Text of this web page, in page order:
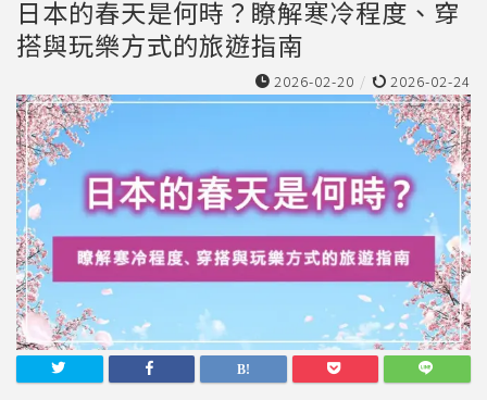
日本的春天是何時？瞭解寒冷程度、穿
搭與玩樂方式的旅遊指南
2026-02-20 / 2026-02-24